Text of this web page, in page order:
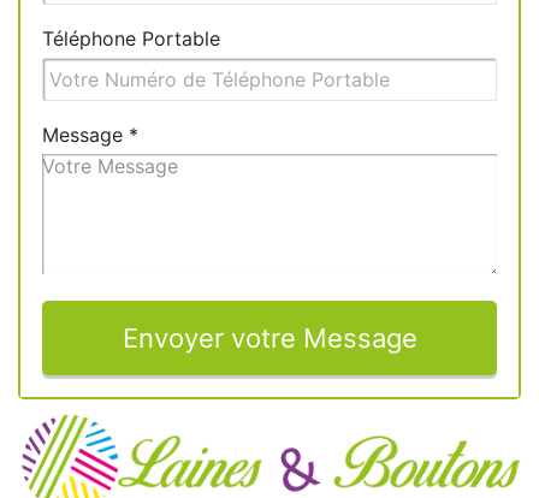
Téléphone Portable
Message *
Envoyer votre Message